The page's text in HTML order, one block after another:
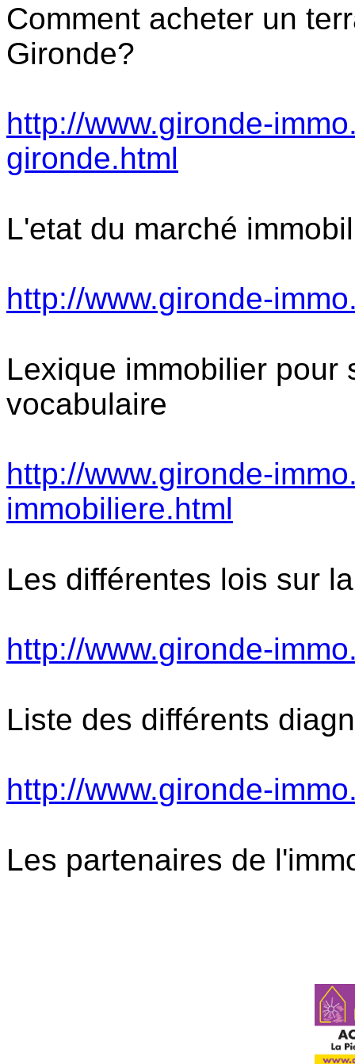
Comment acheter un
Gironde?
http://www.gironde-
gironde.html
L'etat du marché
http://www.gironde-
Lexique immobilier pour
vocabulaire
http://www.gironde-
immobiliere.html
Les différentes lois sur
http://www.gironde-
Liste des différents
http://www.gironde-
Les partenaires de